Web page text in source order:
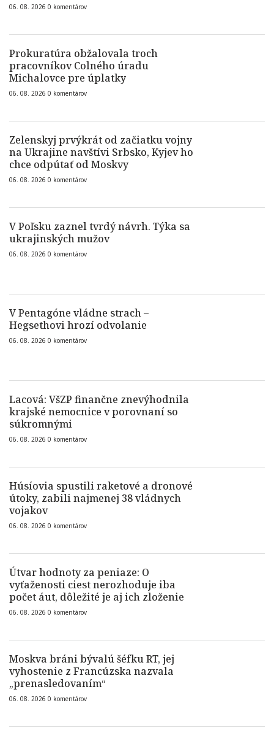
06. 08. 2026 0 komentárov
Prokuratúra obžalovala troch
pracovníkov Colného úradu
Michalovce pre úplatky
06. 08. 2026 0 komentárov
Zelenskyj prvýkrát od začiatku vojny
na Ukrajine navštívi Srbsko, Kyjev ho
chce odpútať od Moskvy
06. 08. 2026 0 komentárov
V Poľsku zaznel tvrdý návrh. Týka sa
ukrajinských mužov
06. 08. 2026 0 komentárov
V Pentagóne vládne strach –
Hegsethovi hrozí odvolanie
06. 08. 2026 0 komentárov
Lacová: VšZP finančne znevýhodnila
krajské nemocnice v porovnaní so
súkromnými
06. 08. 2026 0 komentárov
Húsíovia spustili raketové a dronové
útoky, zabili najmenej 38 vládnych
vojakov
06. 08. 2026 0 komentárov
Útvar hodnoty za peniaze: O
vyťaženosti ciest nerozhoduje iba
počet áut, dôležité je aj ich zloženie
06. 08. 2026 0 komentárov
Moskva bráni bývalú šéfku RT, jej
vyhostenie z Francúzska nazvala
„prenasledovaním“
06. 08. 2026 0 komentárov